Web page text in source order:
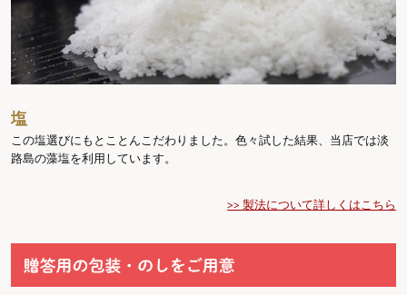
塩
この塩選びにもとことんこだわりました。色々試した結果、当店では淡
路島の藻塩を利用しています。
>> 製法について詳しくはこちら